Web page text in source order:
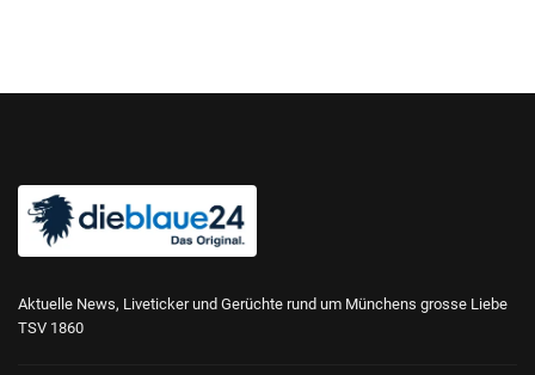
Aktuelle News, Liveticker und Gerüchte rund um Münchens grosse Liebe
TSV 1860